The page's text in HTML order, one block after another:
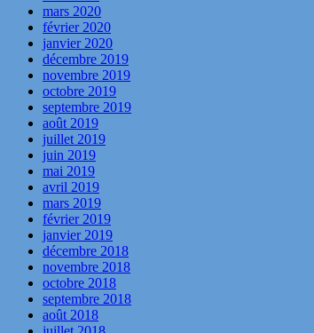
mars 2020
février 2020
janvier 2020
décembre 2019
novembre 2019
octobre 2019
septembre 2019
août 2019
juillet 2019
juin 2019
mai 2019
avril 2019
mars 2019
février 2019
janvier 2019
décembre 2018
novembre 2018
octobre 2018
septembre 2018
août 2018